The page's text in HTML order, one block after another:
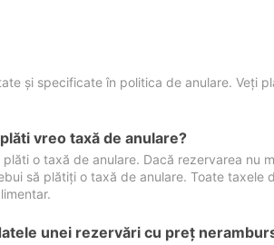
și specificate în politica de anulare. Veți
vreo taxă de anulare?
o taxă de anulare. Dacă rezervarea nu
să plătiți o taxă de anulare. Toate taxele
unei rezervări cu preţ